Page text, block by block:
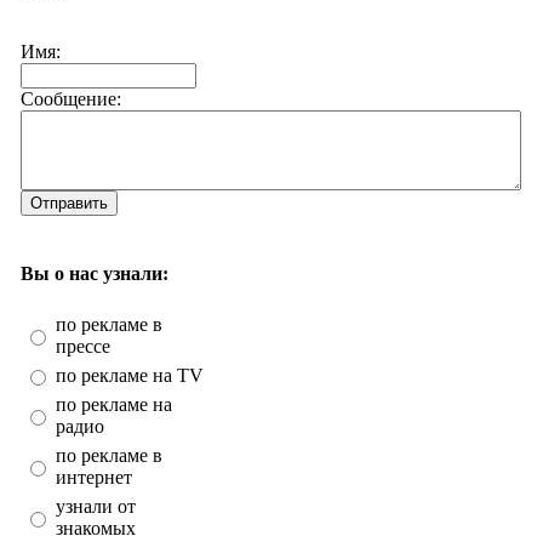
Имя:
Сообщение:
Отправить
Вы о нас узнали:
по рекламе в
прессе
по рекламе на TV
по рекламе на
радио
по рекламе в
интернет
узнали от
знакомых